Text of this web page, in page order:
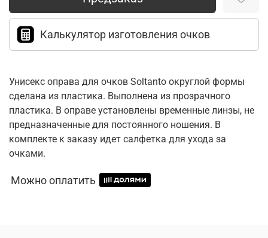
Калькулятор изготовления очков
Унисекс оправа для очков Soltanto округлой формы
сделана из пластика. Выполнена из прозрачного
пластика. В оправе установлены временные линзы, не
предназначенные для постоянного ношения. В
комплекте к заказу идет салфетка для ухода за
очками.
Можно оплатить